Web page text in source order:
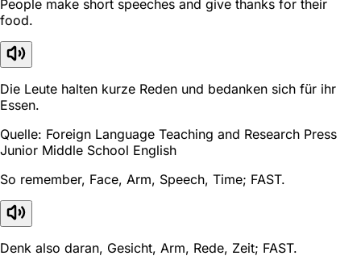
People make short speeches and give thanks for their
food.
Die Leute halten kurze Reden und bedanken sich für ihr
Essen.
Quelle: Foreign Language Teaching and Research Press
Junior Middle School English
So remember, Face, Arm, Speech, Time; FAST.
Denk also daran, Gesicht, Arm, Rede, Zeit; FAST.